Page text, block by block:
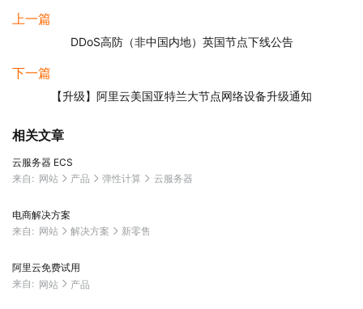
上一篇
DDoS高防（非中国内地）英国节点下线公告
下一篇
【升级】阿里云美国亚特兰大节点网络设备升级通知
相关文章
云服务器 ECS
来自: 网站 产品 弹性计算 云服务器
电商解决方案
来自: 网站 解决方案 新零售
阿里云免费试用
来自: 网站 产品